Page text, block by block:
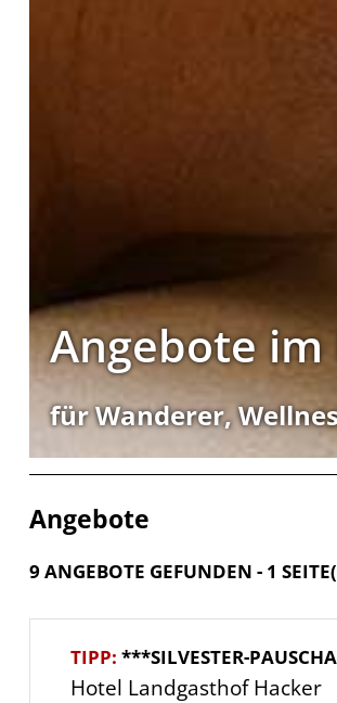
Angebote im
für Wanderer,
Angebote
9 ANGEBOTE GEFUNDEN - 1
TIPP:***SILVESTER-
Hotel Landgasthof Hacker